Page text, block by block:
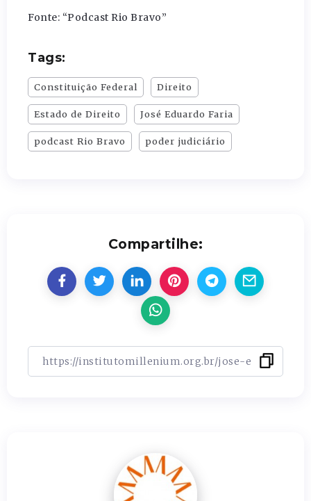
Fonte: “Podcast Rio Bravo”
Tags:
Constituição Federal Direito
Estado de Direito José Eduardo Faria
podcast Rio Bravo poder judiciário
Compartilhe: